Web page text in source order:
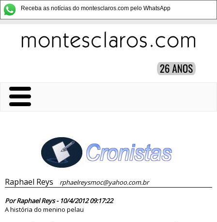
Receba as notícias do montesclaros.com pelo WhatsApp
Raphael Reys
rphaelreysmoc@yahoo.com.br
Por Raphael Reys - 10/4/2012 09:17:22
A história do menino pelau